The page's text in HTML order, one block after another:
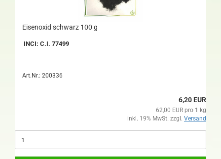
Eisenoxid schwarz 100 g
INCI: C.I. 77499
Art.Nr.: 200336
6,20 EUR
62,00 EUR pro 1 kg
inkl. 19% MwSt. zzgl. Versand